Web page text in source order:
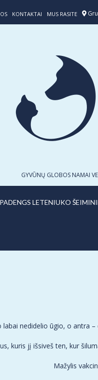
KONTAKTAI MUS RASITE
GYVŪNŲ GLOBOS NAMAI
LETENIUKO
nedidelio ūgio, o
kuris jį išsiveš ten, kur
Mažylis